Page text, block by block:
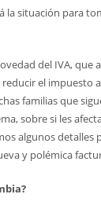
la situación para
del IVA, que
reducir el impuesto
familias que
sobre si les
algunos detalles
y polémica